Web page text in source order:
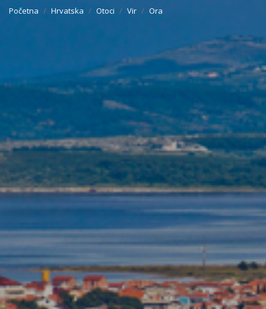
Početna Hrvatska Otoci Vir Ora